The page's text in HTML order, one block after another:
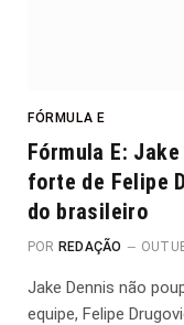
FÓRMULA E
Fórmula E:
forte de Felipe
do brasileiro
POR REDAÇÃO
Jake Dennis não
equipe, Felipe